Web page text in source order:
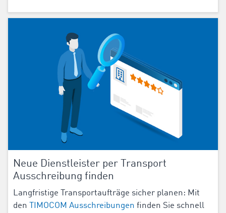
Neue Dienstleister per Transport
Ausschreibung finden
Langfristige Transportaufträge sicher planen: Mit
den
TIMOCOM Ausschreibungen finden Sie schnell